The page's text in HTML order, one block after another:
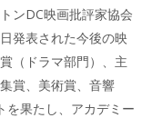
ンDC映画批評家協会
発表された今後の映
（ドラマ部門）、主
賞、美術賞、音響
を果たし、アカデミー